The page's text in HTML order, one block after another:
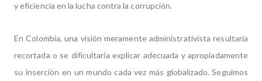
y eficiencia en la lucha contra la corrupción.
En Colombia, una visión meramente administrativista resultaría
recortada o se dificultaría explicar adecuada y apropiadamente
su inserción en un mundo cada vez más globalizado. Seguimos